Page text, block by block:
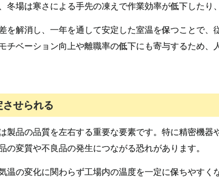
冬場は寒さによる手先の凍えで作業効率が低下したり
を解消し、一年を通して安定した室温を保つことで、
チベーション向上や離職率の低下にも寄与するため、
させられる
製品の品質を左右する重要な要素です。特に精密機器
の変質や不良品の発生につながる恐れがあります。
温の変化に関わらず工場内の温度を一定に保ちやすく